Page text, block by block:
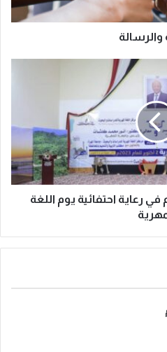
والرسالة
احتفائية يوم اللغة